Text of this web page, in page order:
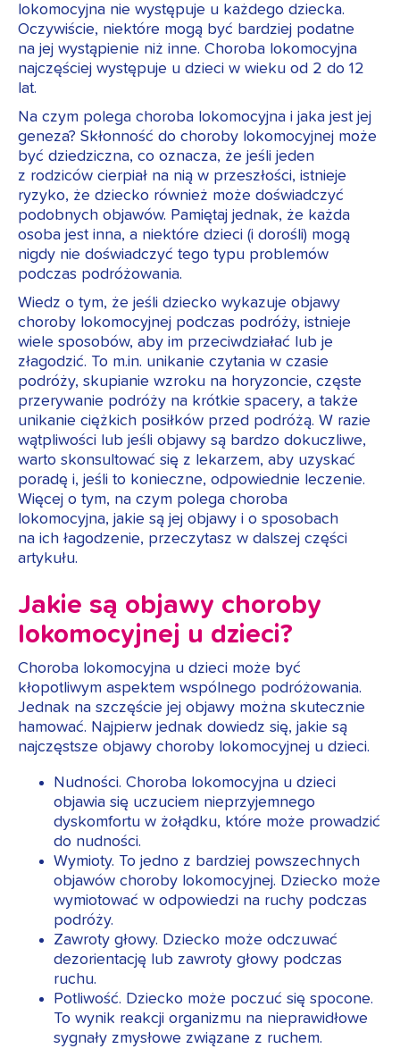
lokomocyjna nie występuje u każdego dziecka.
Oczywiście, niektóre mogą być bardziej podatne
na jej wystąpienie niż inne. Choroba lokomocyjna
najczęściej występuje u dzieci w wieku od 2 do 12
lat.
Na czym polega choroba lokomocyjna i jaka jest jej
geneza? Skłonność do choroby lokomocyjnej może
być dziedziczna, co oznacza, że jeśli jeden
z rodziców cierpiał na nią w przeszłości, istnieje
ryzyko, że dziecko również może doświadczyć
podobnych objawów. Pamiętaj jednak, że każda
osoba jest inna, a niektóre dzieci (i dorośli) mogą
nigdy nie doświadczyć tego typu problemów
podczas podróżowania.
Wiedz o tym, że jeśli dziecko wykazuje objawy
choroby lokomocyjnej podczas podróży, istnieje
wiele sposobów, aby im przeciwdziałać lub je
złagodzić. To m.in. unikanie czytania w czasie
podróży, skupianie wzroku na horyzoncie, częste
przerywanie podróży na krótkie spacery, a także
unikanie ciężkich posiłków przed podróżą. W razie
wątpliwości lub jeśli objawy są bardzo dokuczliwe,
warto skonsultować się z lekarzem, aby uzyskać
poradę i, jeśli to konieczne, odpowiednie leczenie.
Więcej o tym, na czym polega choroba
lokomocyjna, jakie są jej objawy i o sposobach
na ich łagodzenie, przeczytasz w dalszej części
artykułu.
Jakie są objawy choroby
lokomocyjnej u dzieci?
Choroba lokomocyjna u dzieci może być
kłopotliwym aspektem wspólnego podróżowania.
Jednak na szczęście jej objawy można skutecznie
hamować. Najpierw jednak dowiedz się, jakie są
najczęstsze objawy choroby lokomocyjnej u dzieci.
Nudności. Choroba lokomocyjna u dzieci
objawia się uczuciem nieprzyjemnego
dyskomfortu w żołądku, które może prowadzić
do nudności.
Wymioty. To jedno z bardziej powszechnych
objawów choroby lokomocyjnej. Dziecko może
wymiotować w odpowiedzi na ruchy podczas
podróży.
Zawroty głowy. Dziecko może odczuwać
dezorientację lub zawroty głowy podczas
ruchu.
Potliwość. Dziecko może poczuć się spocone.
To wynik reakcji organizmu na nieprawidłowe
sygnały zmysłowe związane z ruchem.